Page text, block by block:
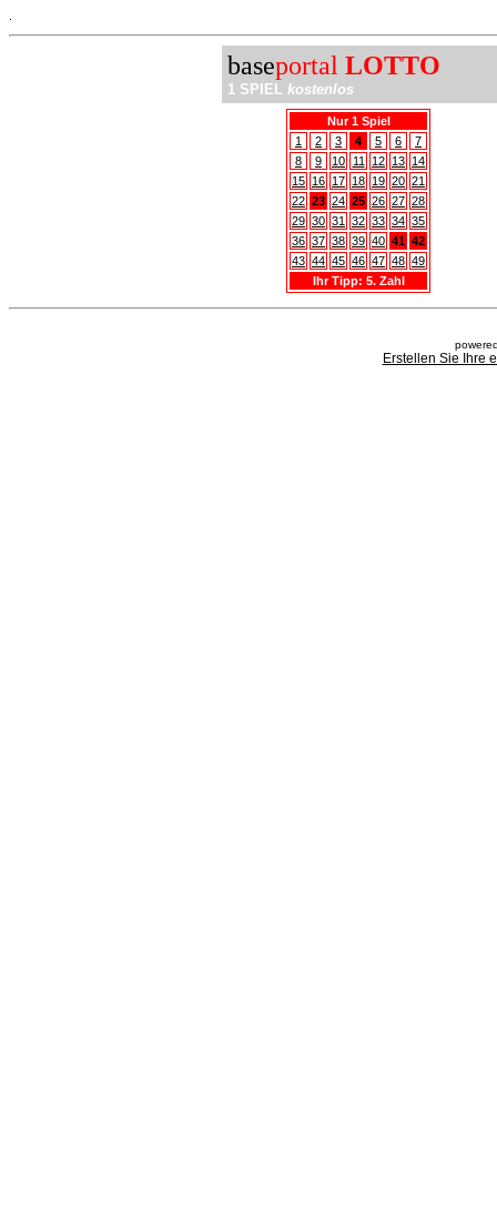
baseportal LOTTO
1 SPIEL kostenlos
Nur 1 Spiel
1
2 3 4 5 6
7
8
9 10 11 12 13 14
15 16 17 18 19 20 21
22 23 24 25 26 27 28
29 30 31 32 33 34 35
36 37 38 39 40 41 42
43 44 45 46 47 48 49
Ihr Tipp: 5. Zahl
Erstellen Sie Ihre